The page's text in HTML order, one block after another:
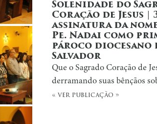
Solenidade do
Coração de Jesus |
assinatura da
Pe. Nadai como
pároco diocesano
Salvador
Que o Sagrado Coração de
derramando suas bênçãos
« ver publicação »